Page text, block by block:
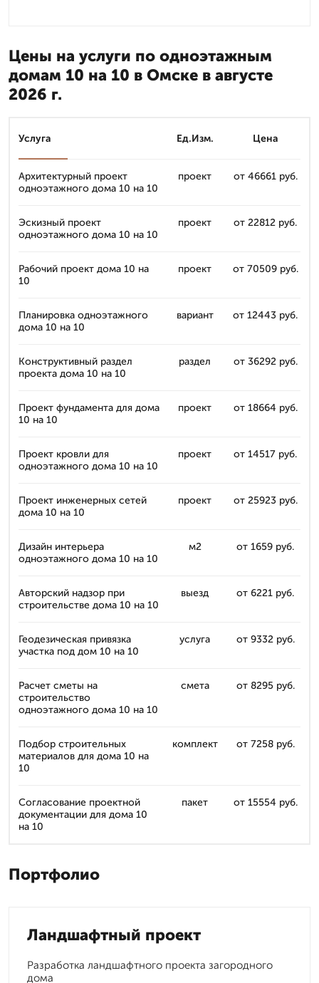
Цены на услуги по одноэтажным
домам 10 на 10 в Омске в августе
2026 г.
Услуга Ед.Изм. Цена
Архитектурный проект
одноэтажного дома 10 на 10
проект от 46661 руб.
Эскизный проект
одноэтажного дома 10 на 10
проект от 22812 руб.
Рабочий проект дома 10 на
10
проект от 70509 руб.
Планировка одноэтажного
дома 10 на 10
вариант от 12443 руб.
Конструктивный раздел
проекта дома 10 на 10
раздел от 36292 руб.
Проект фундамента для дома
10 на 10
проект от 18664 руб.
Проект кровли для
одноэтажного дома 10 на 10
проект от 14517 руб.
Проект инженерных сетей
дома 10 на 10
проект от 25923 руб.
Дизайн интерьера
одноэтажного дома 10 на 10
м2 от 1659 руб.
Авторский надзор при
строительстве дома 10 на 10
выезд от 6221 руб.
Геодезическая привязка
участка под дом 10 на 10
услуга от 9332 руб.
Расчет сметы на
строительство
одноэтажного дома 10 на 10
смета от 8295 руб.
Подбор строительных
материалов для дома 10 на
10
комплект от 7258 руб.
Согласование проектной
документации для дома 10
на 10
пакет от 15554 руб.
Портфолио
Ландшафтный проект
Разработка ландшафтного проекта загородного
дома